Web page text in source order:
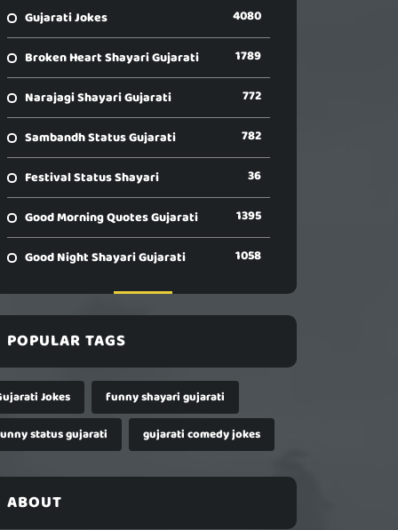
Gujarati Jokes 4080
Broken Heart Shayari Gujarati 1789
Narajagi Shayari Gujarati 772
Sambandh Status Gujarati 782
Festival Status Shayari 36
Good Morning Quotes Gujarati 1395
Good Night Shayari Gujarati 1058
POPULAR TAGS
Jokes
funny shayari gujarati
status gujarati
gujarati comedy jokes
ABOUT